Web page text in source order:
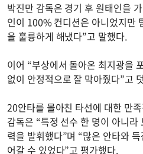
박진만 감독은 경기 후 원태인을
인이 100% 컨디션은 아니었지만
을 훌륭하게 해냈다”고 말했다.
이어 “부상에서 돌아온 최지광을
없이 안정적으로 잘 막아줬다”고
20안타를 몰아친 타선에 대한 만
감독은 “특정 선수 한 명이 아니
력을 발휘했다”며 “많은 안타와
어갈 수 있었다”고 평가했다.